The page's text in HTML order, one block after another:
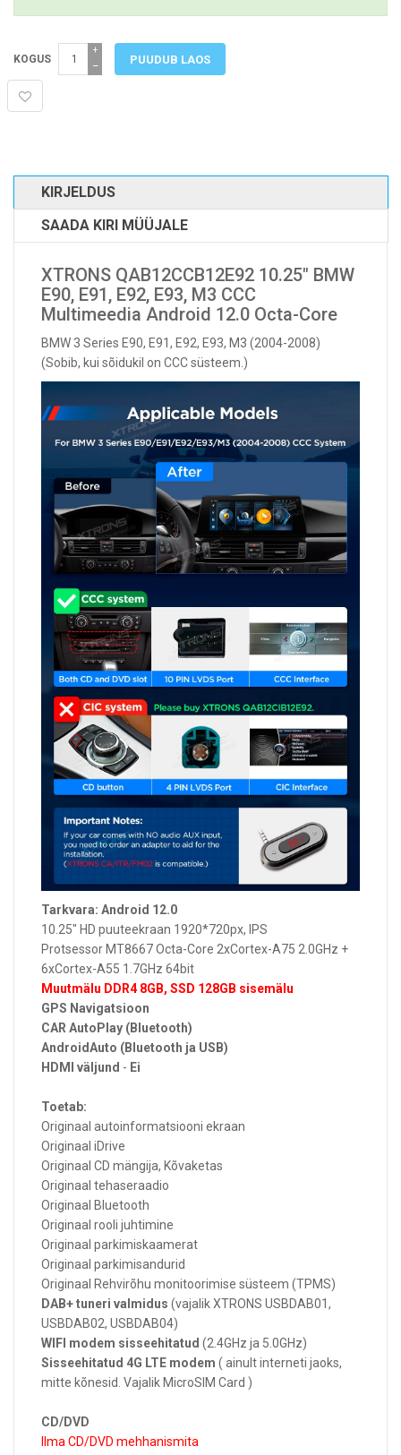
KOGUS −
+
KIRJELDUS
SAADA KIRI MÜÜJALE
XTRONS QAB12CCB12E92 10.25" BMW
E90, E91, E92, E93, M3 CCC
Multimeedia Android 12.0 Octa-Core
BMW 3 Series E90, E91, E92, E93, M3 (2004-2008)
(Sobib, kui sõidukil on CCC süsteem.)
Tarkvara: Android 12.0
10.25" HD puuteekraan 1920*720px, IPS
Protsessor MT8667 Octa-Core 2xCortex-A75 2.0GHz +
6xCortex-A55 1.7GHz 64bit
Muutmälu DDR4 8GB, SSD 128GB sisemälu
GPS Navigatsioon
CAR AutoPlay (Bluetooth)
AndroidAuto (Bluetooth ja USB)
HDMI väljund - Ei
Toetab:
Originaal autoinformatsiooni ekraan
Originaal iDrive
Originaal CD mängija, Kõvaketas
Originaal tehaseraadio
Originaal Bluetooth
Originaal rooli juhtimine
Originaal parkimiskaamerat
Originaal parkimisandurid
Originaal Rehvirõhu monitoorimise süsteem (TPMS)
DAB+ tuneri valmidus (vajalik XTRONS USBDAB01,
USBDAB02, USBDAB04)
WIFI modem sisseehitatud (2.4GHz ja 5.0GHz)
Sisseehitatud 4G LTE modem ( ainult interneti jaoks,
mitte kõnesid. Vajalik MicroSIM Card )
CD/DVD
Ilma CD/DVD mehhanismita